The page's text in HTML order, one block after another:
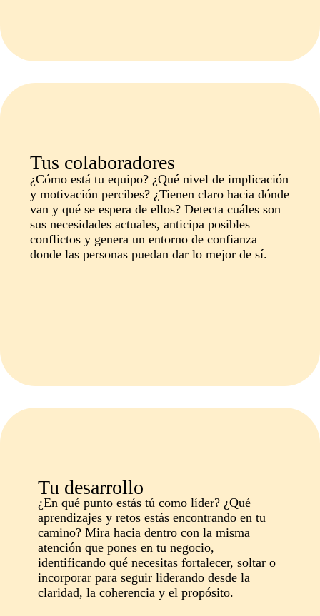
Tus colaboradores
¿Cómo está tu equipo? ¿Qué nivel de implicación
y motivación percibes? ¿Tienen claro hacia dónde
van y qué se espera de ellos? Detecta cuáles son
sus necesidades actuales, anticipa posibles
conflictos y genera un entorno de confianza
donde las personas puedan dar lo mejor de sí.
Tu desarrollo
¿En qué punto estás tú como líder? ¿Qué
aprendizajes y retos estás encontrando en tu
camino? Mira hacia dentro con la misma
atención que pones en tu negocio,
identificando qué necesitas fortalecer, soltar o
incorporar para seguir liderando desde la
claridad, la coherencia y el propósito.